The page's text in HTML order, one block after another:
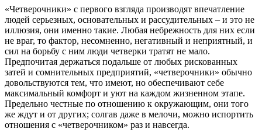
«Четверочники» с первого взгляда производят впечатление
людей серьезных, основательных и рассудительных – и это не
иллюзия, они именно такие. Любая небрежность для них если
не враг, то фактор, несомненно, негативный и неприятный, и
сил на борьбу с ним люди четверки тратят не мало.
Предпочитая держаться подальше от любых рискованных
затей и сомнительных предприятий, «четверочники» обычно
довольствуются тем, что имеют, но обеспечивают себе
максимальный комфорт и уют на каждом жизненном этапе.
Предельно честные по отношению к окружающим, они того
же ждут и от других; солгав даже в мелочи, можно испортить
отношения с «четверочником» раз и навсегда.